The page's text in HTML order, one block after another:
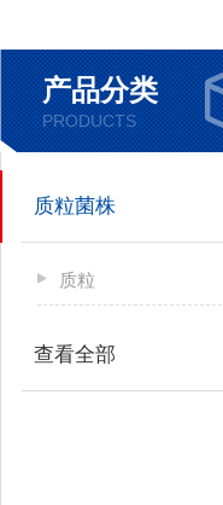
产品分类
PRODUCTS
质粒菌株
质粒
查看全部